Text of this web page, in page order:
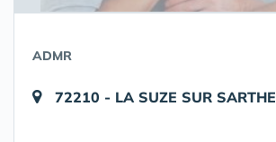
ADMR
72210 - LA SUZE SUR SARTHE